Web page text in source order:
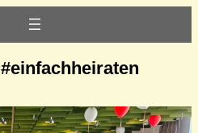
#einfachheiraten